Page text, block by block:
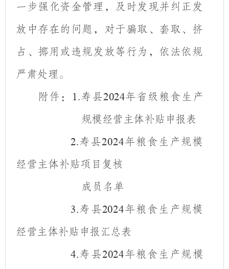
一步强化资金管理，及时发现并纠正发
放中存在的问题，对于骗取、套取、挤
占、挪用或违规发放等行为，依法依规
严肃处理。
附件：
1.寿县2024年省级粮食生产
规模经营主体补贴申报表
2.寿县2024年粮食生产规模
经营主体补贴项目复核
成员名单
3.寿 县2024年粮食生产规模
经营主体补贴申报汇总表
4.寿 县2024年粮食生产规模